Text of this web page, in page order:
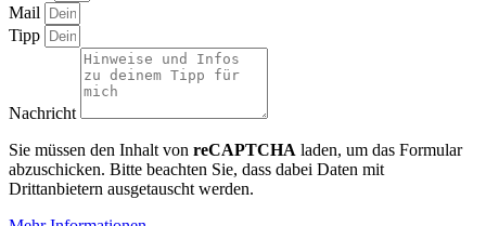
Mail
Tipp
Nachricht
Sie müssen den Inhalt von reCAPTCHA laden, um das Formular
abzuschicken. Bitte beachten Sie, dass dabei Daten mit
Drittanbietern ausgetauscht werden.